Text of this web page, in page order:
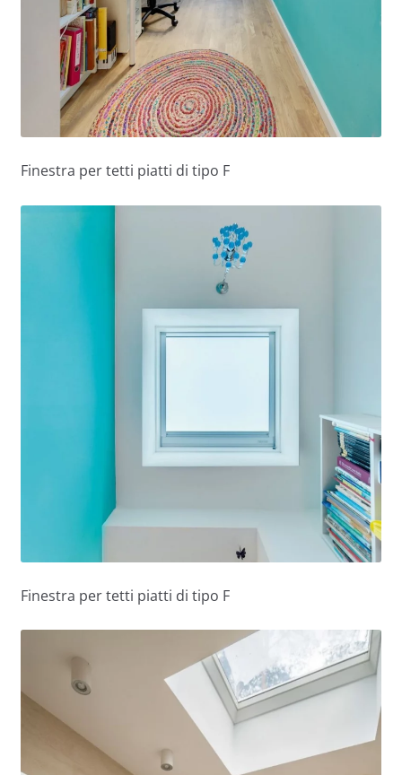
Finestra per tetti piatti di tipo F
Finestra per tetti piatti di tipo F